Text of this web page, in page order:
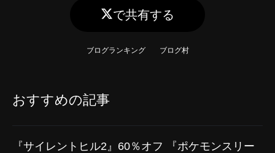
で共有する
ブログランキング ブログ村
おすすめの記事
『サイレントヒル2』60％オフ 『ポケモンスリー